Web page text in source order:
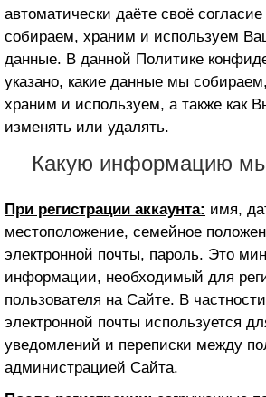
автоматически даёте своё
собираем, храним и используем
данные. В данной Политике
указано, какие данные мы
храним и используем, а также как
изменять или удалять.
Какую информацию
При регистрации аккаунта: имя,
местоположение, семейное
электронной почты, пароль. Это
информации, необходимый для
пользователя на Сайте. В
электронной почты используется
уведомлений и переписки между
администрацией Сайта.